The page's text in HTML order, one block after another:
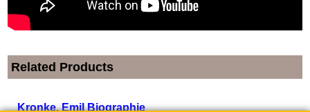
Related Products
Kronke, Emil Biographie